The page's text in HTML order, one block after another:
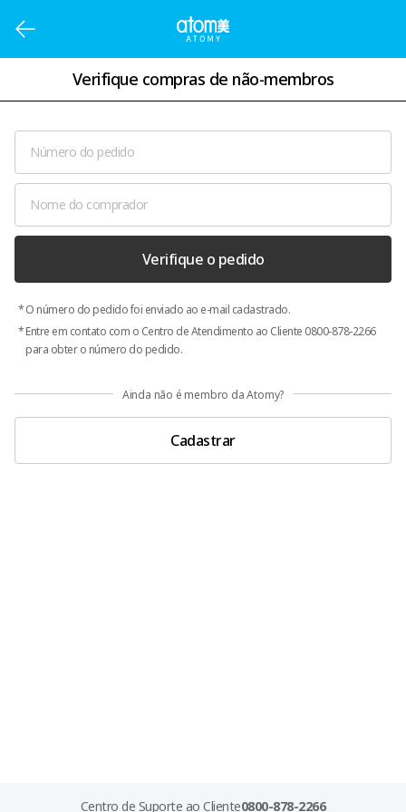
Verifique compras de não-membros
Verifique o pedido
O número do pedido foi enviado ao e-mail cadastrado.
Entre em contato com o Centro de Atendimento ao Cliente 0800-878-2266
para obter o número do pedido.
Ainda não é membro da Atomy?
Cadastrar
Centro de Suporte ao Cliente0800-878-2266